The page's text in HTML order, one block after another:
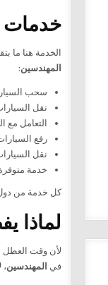
خدمات
الخدمة هنا ما
المهندسين:
سحب
نقل
التعامل مع
رفع
نقل
خدمة متوفرة 24 ساعة طوال أيام
كل خدمة من
لماذا
لأن وقت العطل
في المهندسين